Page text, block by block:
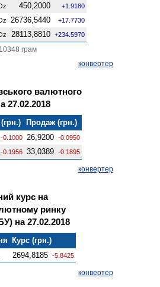
450,2000 +1.9180
26736,5440 +17.7730
28113,8810 +234.5970
грам
конвертер
валютного
27.02.2018
Продаж (грн.)
-0.1000 26,9200 -0.0950
-0.1956 33,0389 -0.1895
конвертер
курс на
ринку
на 27.02.2018
Курс (грн.)
2694,8185 -5.8425
конвертер